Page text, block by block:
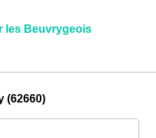
les Beuvrygeois
(62660)